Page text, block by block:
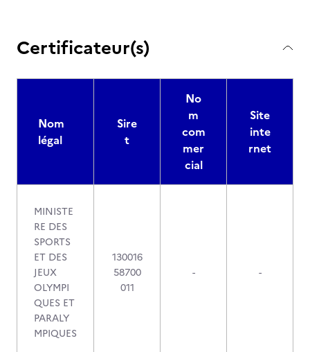
Certificateur(s)
Nom
légal
Sire
t
No
m
com
mer
cial
Site
inte
rnet
MINISTE
RE DES
SPORTS
ET DES
JEUX
OLYMPI
QUES ET
PARALY
MPIQUES
130016
58700
011
- -